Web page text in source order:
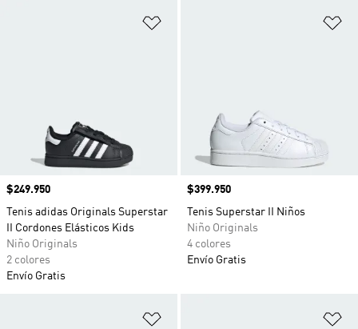
Precio
$249.950
Tenis adidas Originals Superstar
II Cordones Elásticos Kids
Niño Originals
2 colores
Envío Gratis
Precio
$399.950
Tenis Superstar II Niños
Niño Originals
4 colores
Envío Gratis